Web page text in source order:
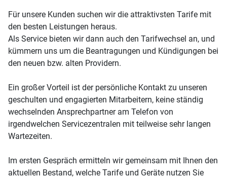
Für unsere Kunden suchen wir die attraktivsten Tarife mit
den besten Leistungen heraus.
Als Service bieten wir dann auch den Tarifwechsel an, und
kümmern uns um die Beantragungen und Kündigungen bei
den neuen bzw. alten Providern.
Ein großer Vorteil ist der persönliche Kontakt zu unseren
geschulten und engagierten Mitarbeitern, keine ständig
wechselnden Ansprechpartner am Telefon von
irgendwelchen Servicezentralen mit teilweise sehr langen
Wartezeiten.
Im ersten Gespräch ermitteln wir gemeinsam mit Ihnen den
aktuellen Bestand, welche Tarife und Geräte nutzen Sie